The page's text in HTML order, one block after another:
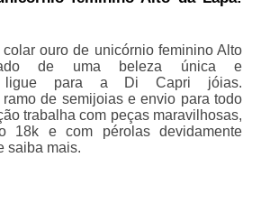
colar ouro de unicórnio feminino Alto
de uma beleza única e
ligue para a Di Capri jóias.
de semijoias e envio para todo
trabalha com peças maravilhosas,
18k e com pérolas devidamente
saiba mais.